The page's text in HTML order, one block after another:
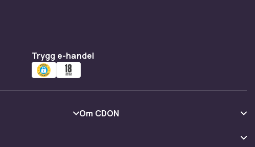
Trygg e-handel
Om CDON